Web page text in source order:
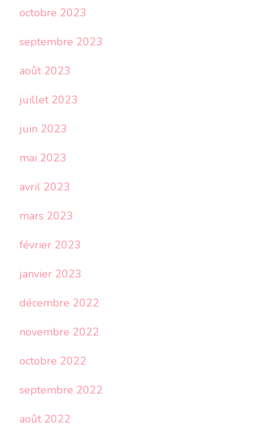
octobre 2023
septembre 2023
août 2023
juillet 2023
juin 2023
mai 2023
avril 2023
mars 2023
février 2023
janvier 2023
décembre 2022
novembre 2022
octobre 2022
septembre 2022
août 2022